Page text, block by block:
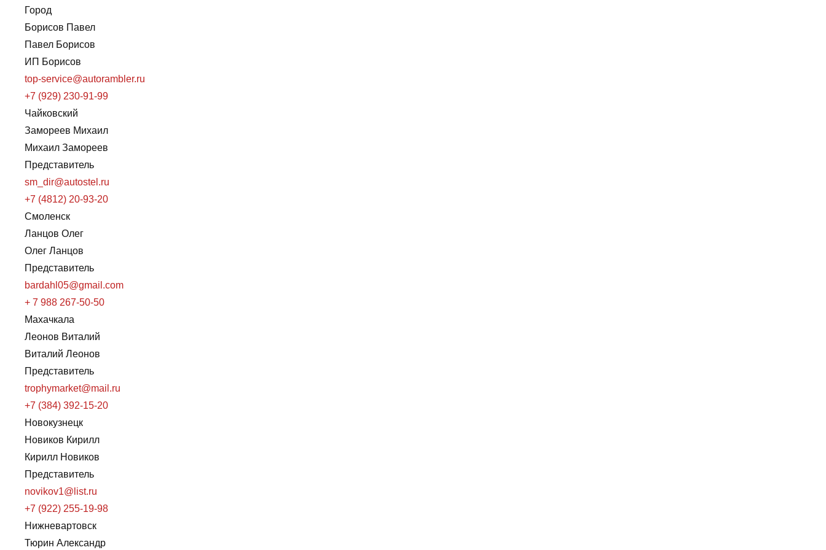
Город
Борисов Павел
Павел Борисов
ИП Борисов
top-service@autorambler.ru
+7 (929) 230-91-99
Чайковский
Замореев Михаил
Михаил Замореев
Представитель
sm_dir@autostel.ru
+7 (4812) 20-93-20
Смоленск
Ланцов Олег
Олег Ланцов
Представитель
bardahl05@gmail.com
+ 7 988 267-50-50
Махачкала
Леонов Виталий
Виталий Леонов
Представитель
trophymarket@mail.ru
+7 (384) 392-15-20
Новокузнецк
Новиков Кирилл
Кирилл Новиков
Представитель
novikov1@list.ru
+7 (922) 255-19-98
Нижневартовск
Тюрин Александр